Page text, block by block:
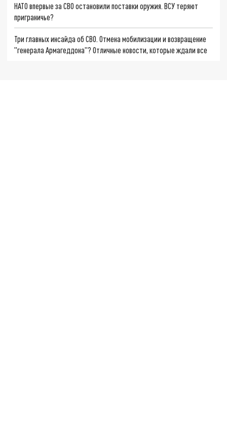
НАТО впервые за СВО остановили поставки оружия. ВСУ теряют
приграничье?
Три главных инсайда об СВО. Отмена мобилизации и возвращение
"генерала Армагеддона"? Отличные новости, которые ждали все